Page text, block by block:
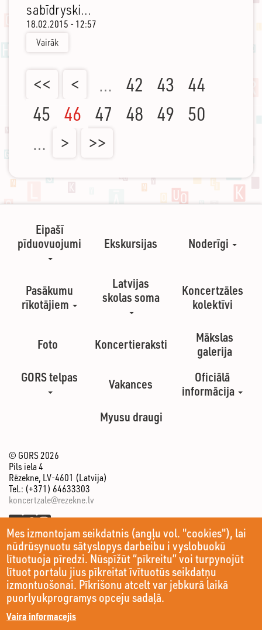
Mes izmontojam seikdatnis (angļu vol. "cookies"), lai
nūdrūsynuotu sātyslopys darbeibu i vyslobuokū
lītuotuoja pīredzi. Nūspīžūt “pīkreitu” voi turpynojūt
lītuot portalu jius pīkreitat īvītuotūs seikdatņu
izmontuošonai. Pīkrišonu atcelt var jebkurā laikā
puorlyukprogramys opceju sadaļā.
Vaira informacejis
sabīdryski...
18.02.2015 - 12:57
Vairāk
<< < … 42 43
44
45
46 47 48 49
50
…
> >>
Eipašī
pīduovuojumi
Ekskursijas Noderīgi
Pasākumu
rīkotājiem
Latvijas
skolas soma
Koncertzāles
kolektīvi
Foto Koncertieraksti
Mākslas
galerija
GORS telpas
Vakances
Oficiālā
informācija
Myusu draugi
© GORS 2026
Pils iela 4
Rēzekne, LV-4601 (Latvija)
Tel.: (+371) 64633303
koncertzale@rezekne.lv